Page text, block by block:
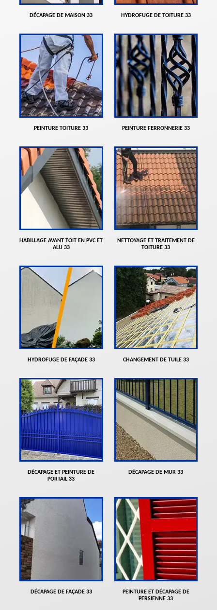
DÉCAPAGE DE MAISON 33 HYDROFUGE DE TOITURE 33
PEINTURE TOITURE 33 PEINTURE FERRONNERIE 33
HABILLAGE AVANT TOIT EN PVC ET
ALU 33
NETTOYAGE ET TRAITEMENT DE
TOITURE 33
HYDROFUGE DE FAÇADE 33 CHANGEMENT DE TUILE 33
DÉCAPAGE ET PEINTURE DE
PORTAIL 33
DÉCAPAGE DE MUR 33
DÉCAPAGE DE FAÇADE 33
PEINTURE ET DÉCAPAGE DE
PERSIENNE 33